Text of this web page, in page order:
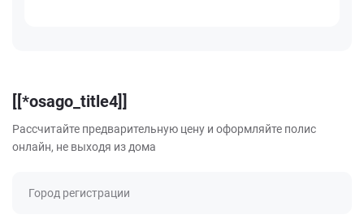
[[*osago_title4]]
Рассчитайте предварительную цену и оформляйте полис
онлайн, не выходя из дома
Город регистрации